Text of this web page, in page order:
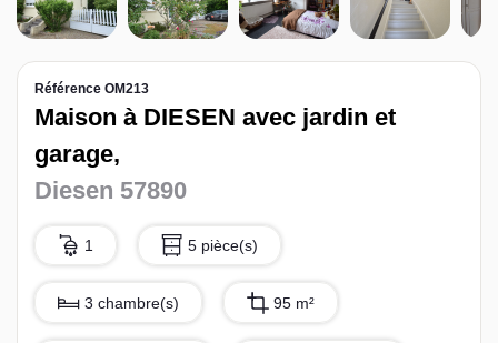
Syndic
L’équipe sorec
Recrutement
Référence OM213
Maison à DIESEN avec jardin et
garage,
Diesen 57890
1 5 pièce(s)
3 chambre(s) 95 m²